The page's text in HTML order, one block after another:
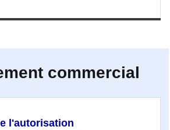
commercial
l'autorisation